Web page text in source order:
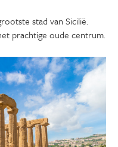
stad van Sicilië.
prachtige oude centrum.